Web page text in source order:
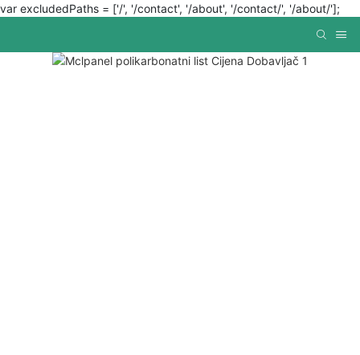
var excludedPaths = ['/', '/contact', '/about', '/contact/', '/about/'];